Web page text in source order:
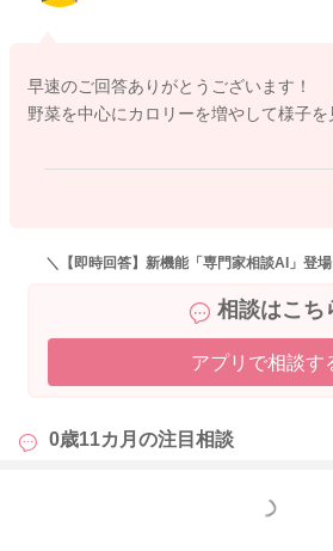
たんぱく質は今の量が適切であれば大き
せんが、きなこやヨーグルト、チーズな
野菜はしっかり増やしてOKですが、果
す。
また、体重を少し増やしたい場合は、い
取り入れて、食事のエネルギーを少し
現在は朝と寝る前に授乳もされているの
り補えていまるかと思います。
早速のご回答ありがとうございます！
野菜を中心にカロリーを増やして様子を
＼【即時回答】新機能「専門家相談AI」登
相談はこち
アプリで相談す
0歳11カ月の注目相談
もっと見る